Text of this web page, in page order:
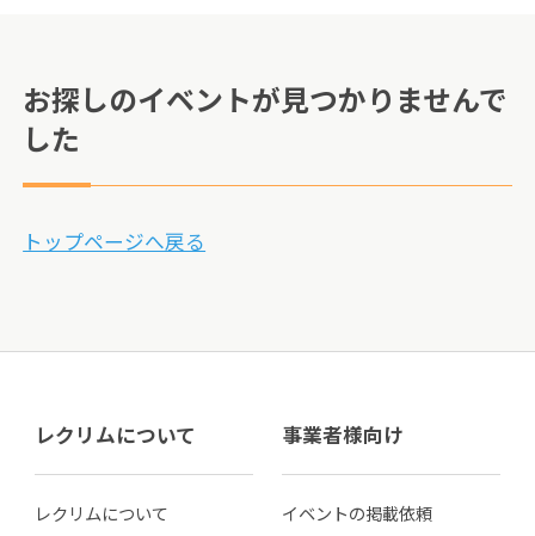
お探しのイベントが見つかりませんで
した
トップページへ戻る
レクリムについて
レクリムについて
事業者様向け
イベントの掲載依頼